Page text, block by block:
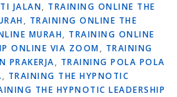
JALAN, TRAINING ONLINE THE
, TRAINING ONLINE THE
MURAH, TRAINING ONLINE
ONLINE VIA ZOOM, TRAINING
PRAKERJA, TRAINING POLA POLA
, TRAINING THE HYPNOTIC
THE HYPNOTIC LEADERSHIP